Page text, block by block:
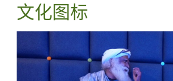
文化图标